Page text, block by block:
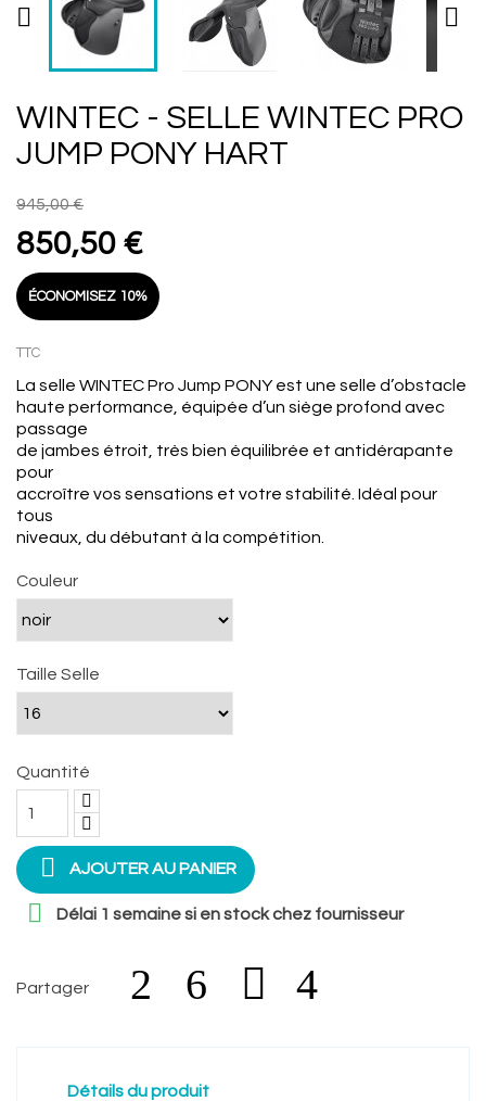
 
WINTEC - SELLE WINTEC PRO
JUMP PONY HART
945,00 €
850,50 €
ÉCONOMISEZ 10%
TTC
La selle WINTEC Pro Jump PONY est une selle d’obstacle
haute performance, équipée d’un siège profond avec
passage
de jambes étroit, très bien équilibrée et antidérapante
pour
accroître vos sensations et votre stabilité. Idéal pour
tous
niveaux, du débutant à la compétition.
Couleur
Taille Selle
Quantité
 AJOUTER AU PANIER
 Délai 1 semaine si en stock chez fournisseur
Partager
Détails du produit